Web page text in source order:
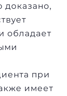
доказано,
обладает
при
имеет